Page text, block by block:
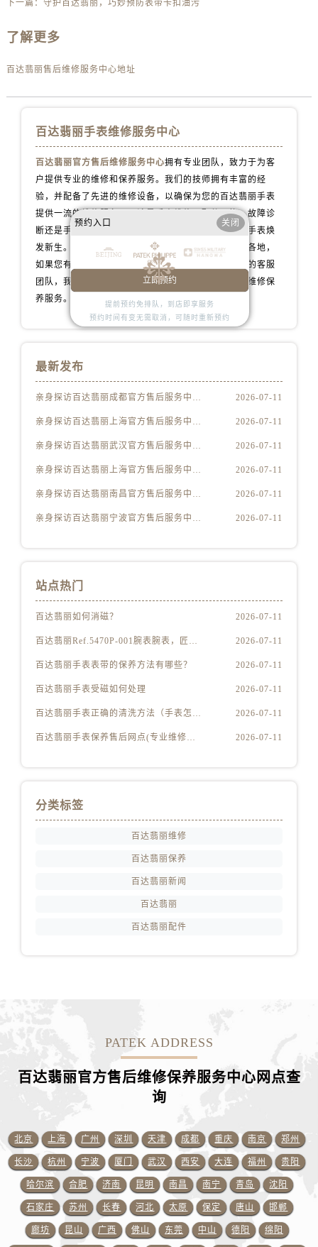
山西省临汾市尧都区解放路百达翡丽售后服务中心（需提前预约）
安徽省亳州市谯城区魏武大道百达翡丽售后服务中心（需提前预约）
安徽省芜湖市镜湖区中山路步行街百达翡丽售后服务中心（需提前预约）
江苏省淮安市清江浦区淮海北路百达翡丽售后服务中心（需提前预约）
江苏省盐城市盐都区世纪大道5号盐城金融城写字楼1号楼16层1604室百达翡丽售后服务中心（需提前预约）
江西省抚州市临川区赣东大道百达翡丽售后服务中心（需提前预约）
江西省赣州市章贡区文清路百达翡丽售后服务中心（需提前预约）
江西省吉安市吉州区井冈山大道百达翡丽售后服务中心（需提前预约）
江西省景德镇市珠山区珠山中路百达翡丽售后服务中心（需提前预约）
江西省九江市浔阳区浔阳路百达翡丽售后服务中心（需提前预约）
江西省南昌市红谷滩新区红谷中大道998号绿地双子塔（中央广场）A1座办公楼14层1407室百达翡丽售后服务中心（需提前预约）
下一篇： 守护百达翡丽，巧妙预防表带卡扣油污
了解更多
百达翡丽售后维修服务中心地址
百达翡丽手表维修服务中心
百达翡丽官方售后维修服务中心拥有专业团队，致力于为客
户提供专业的维修和保养服务。我们的技师拥有丰富的经
验，并配备了先进的维修设备，以确保为您的百达翡丽手表
提供一流的维修服务，无论是手表维修、配件更换、故障诊
断还是手表保养等服务，我们都会用心对待，让您的手表焕
发新生。我们的百达翡丽维修保养服务网点遍布全国各地，
如果您有任何问题或需要维修服务，请随时联系我们的客服
团队，我们将全力以赴为您提供专业的百达翡丽手表维修保
养服务。
最新发布
亲身探访百达翡丽成都官方售后服务中心｜全新维修门店地址及电话（2026年7月最新） 2026-07-11
亲身探访百达翡丽上海官方售后服务中心｜网点地址与客服电话（2026年7月最新） 2026-07-11
亲身探访百达翡丽武汉官方售后服务中心｜全部网点地址电话（2026年7月最新） 2026-07-11
亲身探访百达翡丽上海官方售后服务中心｜网点地址及热线（2026年7月最新） 2026-07-11
亲身探访百达翡丽南昌官方售后服务中心｜地址与官方电话（2026年7月最新） 2026-07-11
亲身探访百达翡丽宁波官方售后服务中心｜官方电话和维修地址（2026年7月最新） 2026-07-11
站点热门
百达翡丽如何消磁？ 2026-07-11
百达翡丽Ref.5470P-001腕表腕表，匠心独运 2026-07-11
百达翡丽手表表带的保养方法有哪些？ 2026-07-11
百达翡丽手表受磁如何处理 2026-07-11
百达翡丽手表正确的清洗方法（手表怎样才能清洗干净） 2026-07-11
百达翡丽手表保养售后网点(专业维修服务，全国售后网点查询) 2026-07-11
分类标签
百达翡丽维修
百达翡丽保养
百达翡丽新闻
百达翡丽
百达翡丽配件
PATEK ADDRESS
百达翡丽官方售后维修保养服务中心网点查
询
北京 上海 广州 深圳 天津 成都 重庆 南京 郑州
长沙 杭州 宁波 厦门 武汉 西安 大连 福州 贵阳
哈尔滨 合肥 济南 昆明 南昌 南宁 青岛 沈阳
石家庄 苏州 长春 河北 太原 保定 唐山 邯郸
廊坊 昆山 广西 佛山 东莞 中山 德阳 绵阳
预约入口 关闭
立即预约
提前预约免排队，到店即享服务
预约时间有变无需取消，可随时重新预约